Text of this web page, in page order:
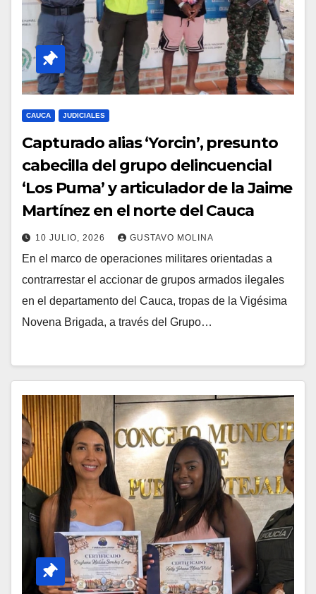
CAUCA JUDICIALES
Capturado alias ‘Yorcin’, presunto
cabecilla del grupo delincuencial
‘Los Puma’ y articulador de la Jaime
Martínez en el norte del Cauca
10 JULIO, 2026 GUSTAVO MOLINA
En el marco de operaciones militares orientadas a
contrarrestar el accionar de grupos armados ilegales
en el departamento del Cauca, tropas de la Vigésima
Novena Brigada, a través del Grupo…